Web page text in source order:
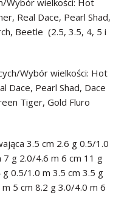
Wybór wielkości: Hot
Real Dace, Pearl Shad,
Beetle (2.5, 3.5, 4, 5 i
Wybór wielkości: Hot
Dace, Pearl Shad, Dace
Tiger, Gold Fluro
3.5 cm 2.6 g 0.5/1.0
7 g 2.0/4.6 m 6 cm 11 g
0.5/1.0 m 3.5 cm 3.5 g
5 cm 8.2 g 3.0/4.0 m 6